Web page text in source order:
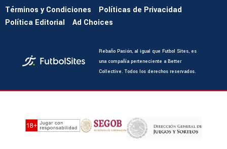
Términos y Condiciones
Políticas de Privacidad
Política Editorial
Ad Choices
Rebaño Pasión, al igual que Futbol Sites, es
una compañía perteneciente a Better
Collective. Todos los derechos reservados.